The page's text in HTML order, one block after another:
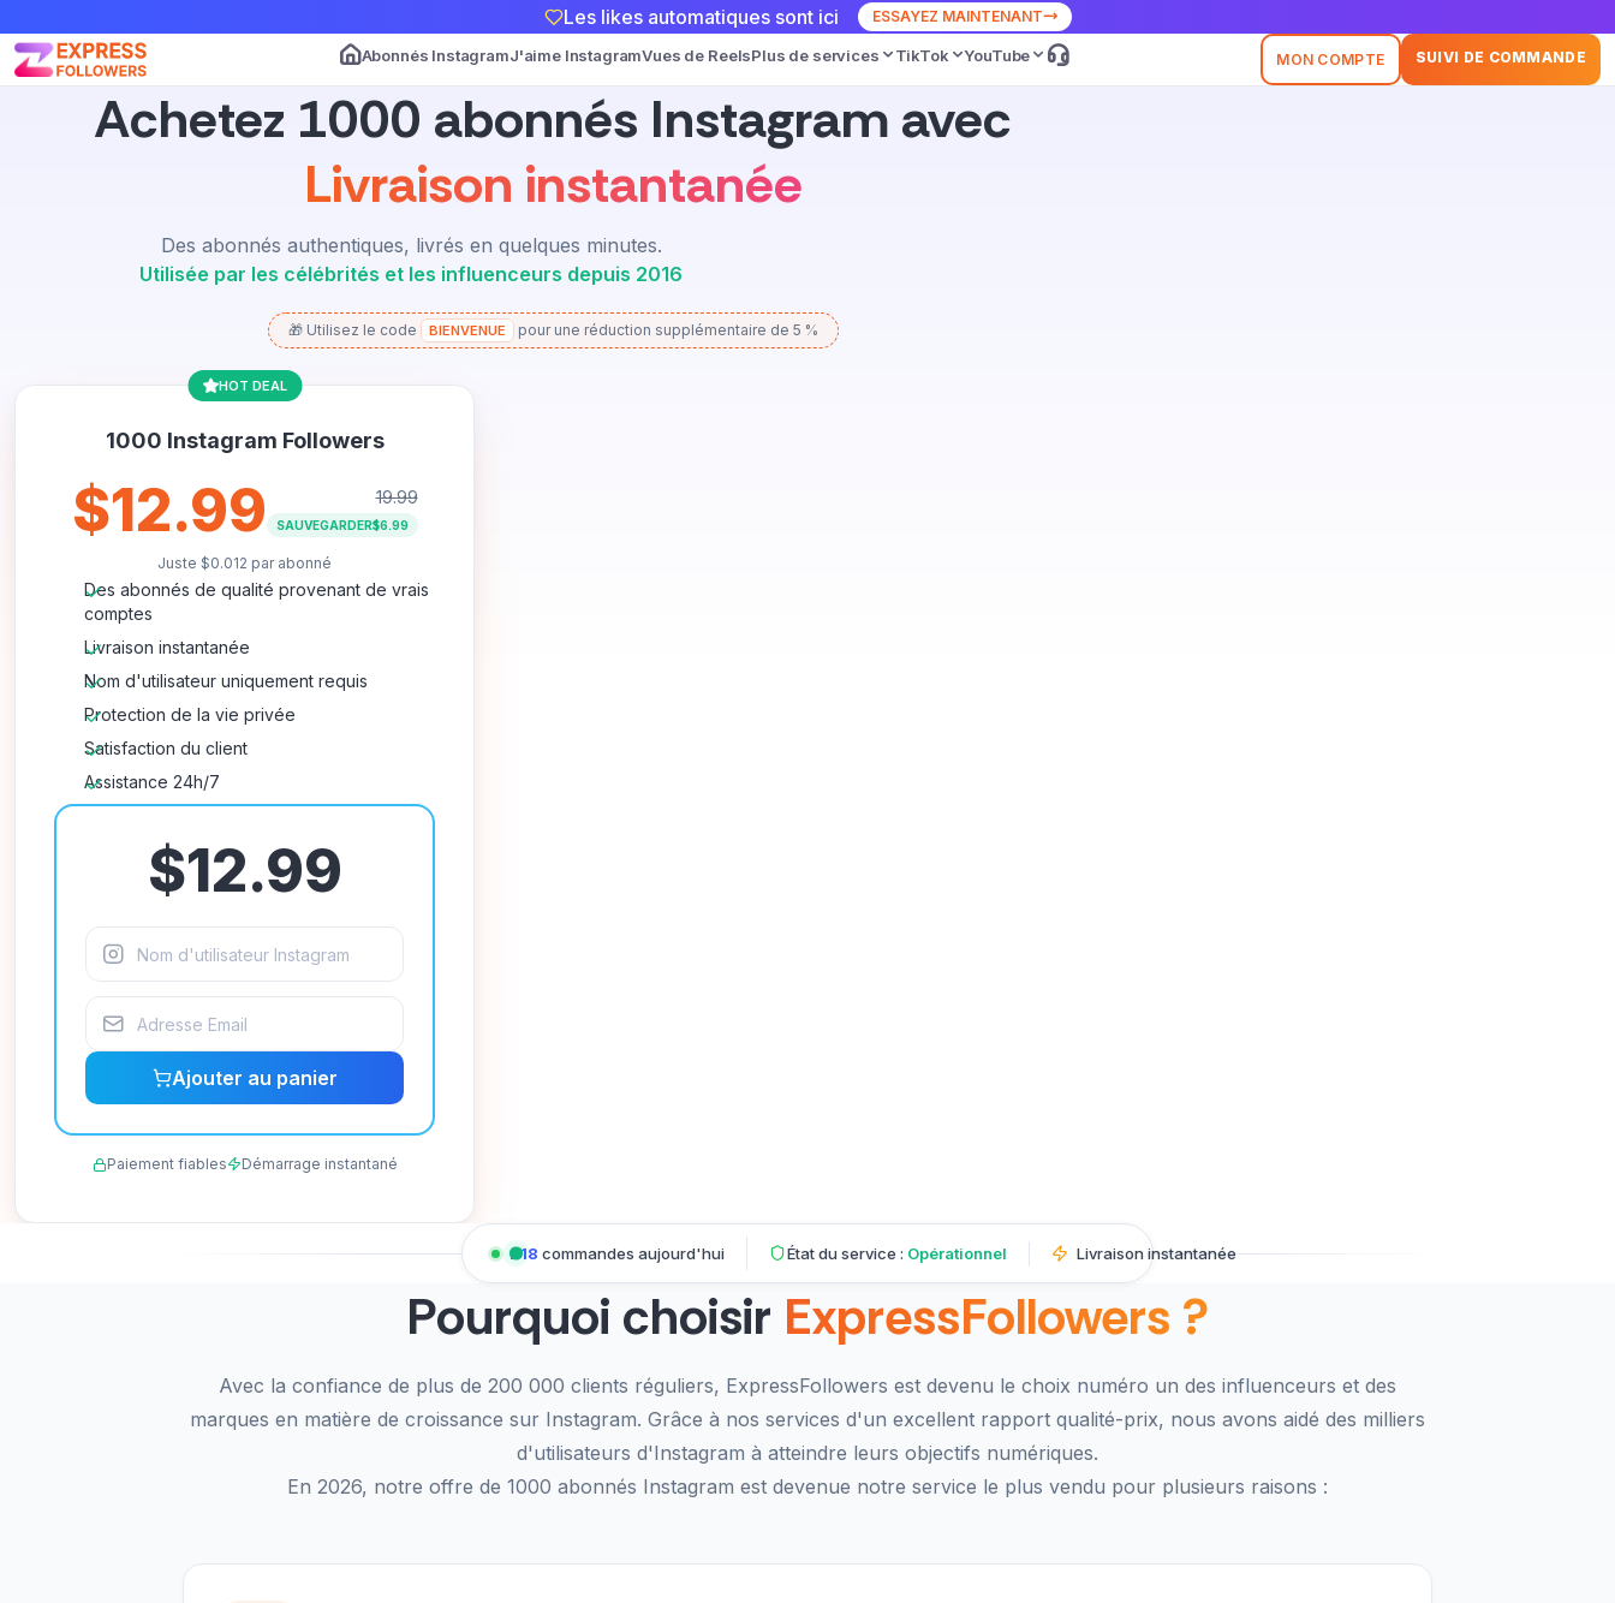
Les likes automatiques sont ici ESSAYEZ MAINTENANT
Abonnés InstagramJ'aime InstagramVues de ReelsPlus de services TikTok YouTube MON COMPTE SUIVI DE COMMANDE
Achetez 1000 abonnés Instagram avec
Livraison instantanée
Des abonnés authentiques, livrés en quelques minutes.
Utilisée par les célébrités et les influenceurs depuis 2016
🎁 Utilisez le code BIENVENUE pour une réduction supplémentaire de 5 %
HOT DEAL
1000 Instagram Followers
$12.99 19.99
SAUVEGARDER$6.99
Juste $0.012 par abonné
Des abonnés de qualité provenant de vrais
comptes
Livraison instantanée
Nom d'utilisateur uniquement requis
Protection de la vie privée
Satisfaction du client
Assistance 24h/7
$12.99
Ajouter au panier
Paiement fiables Démarrage instantané
218 commandes aujourd'hui État du service : Opérationnel Livraison instantanée
Pourquoi choisir ExpressFollowers ?
Avec la confiance de plus de 200 000 clients réguliers, ExpressFollowers est devenu le choix numéro un des influenceurs et des
marques en matière de croissance sur Instagram. Grâce à nos services d'un excellent rapport qualité-prix, nous avons aidé des milliers
d'utilisateurs d'Instagram à atteindre leurs objectifs numériques.
En 2026, notre offre de 1000 abonnés Instagram est devenue notre service le plus vendu pour plusieurs raisons :